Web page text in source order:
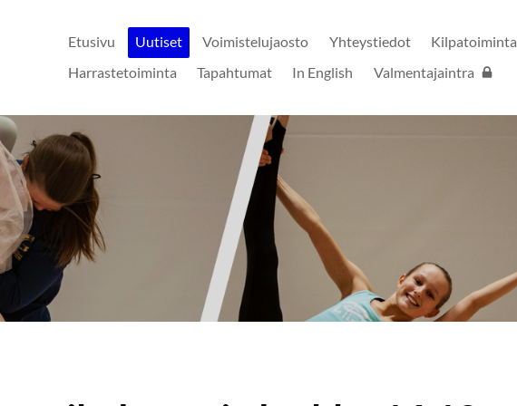
Etusivu Uutiset Voimistelujaosto Yhteystiedot
Kilpatoiminta
Harrastetoiminta
Tapahtumat In English Valmentajaintra